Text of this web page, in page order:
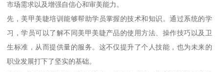
市场需求以及增强自信心和审美能力。
先，美甲美睫培训能够帮助学员掌握的技术和知识。通过系统的学
习，学员可以了解不同美甲美睫产品的使用方法、操作技巧以及卫
生标准，从而提供量的服务。这不仅提升了个人技能，也为未来的
职业发展打下了坚实的基础。